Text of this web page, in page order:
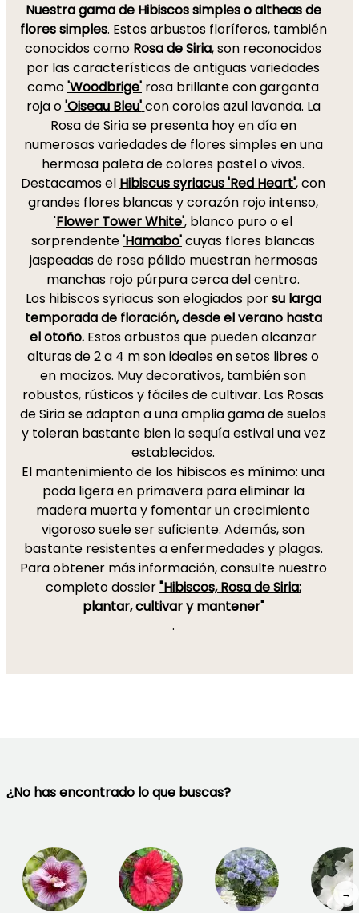
Nuestra gama de Hibiscos simples o altheas de
flores simples. Estos arbustos floríferos, también
conocidos como Rosa de Siria, son reconocidos
por las características de antiguas variedades
como'Woodbrige' rosa brillante con garganta
roja o'Oiseau Bleu'con corolas azul lavanda. La
Rosa de Siria se presenta hoy en día en
numerosas variedades de flores simples en una
hermosa paleta de colores pastel o vivos.
Destacamos el Hibiscus syriacus 'Red Heart', con
grandes flores blancas y corazón rojo intenso,
'Flower Tower White', blanco puro o el
sorprendente'Hamabo'cuyas flores blancas
jaspeadas de rosa pálido muestran hermosas
manchas rojo púrpura cerca del centro.
Los hibiscos syriacus son elogiados porsu larga
temporada de floración, desde el verano hasta
el otoño. Estos arbustos que pueden alcanzar
alturas de 2 a 4 m son ideales en setos libres o
en macizos. Muy decorativos, también son
robustos, rústicos y fáciles de cultivar. Las Rosas
de Siria se adaptan a una amplia gama de suelos
y toleran bastante bien la sequía estival una vez
establecidos.
El mantenimiento de los hibiscos es mínimo: una
poda ligera en primavera para eliminar la
madera muerta y fomentar un crecimiento
vigoroso suele ser suficiente. Además, son
bastante resistentes a enfermedades y plagas.
Para obtener más información, consulte nuestro
completo dossier"Hibiscos, Rosa de Siria:
plantar, cultivar y mantener"
.
¿No has encontrado lo que buscas?
→